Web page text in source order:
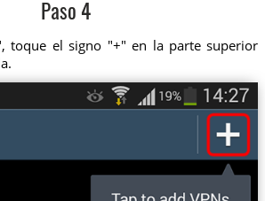
Paso 4
toque el signo "+" en la parte superior